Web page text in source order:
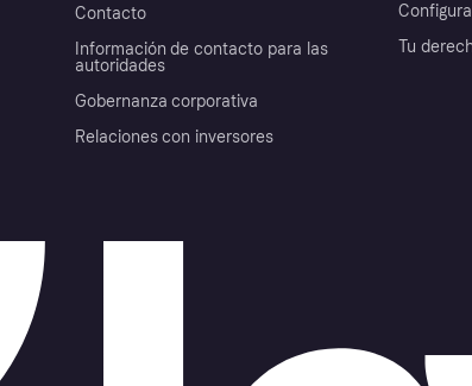
Contacto
Información de contacto para las
autoridades
Gobernanza corporativa
Relaciones con inversores
Tu